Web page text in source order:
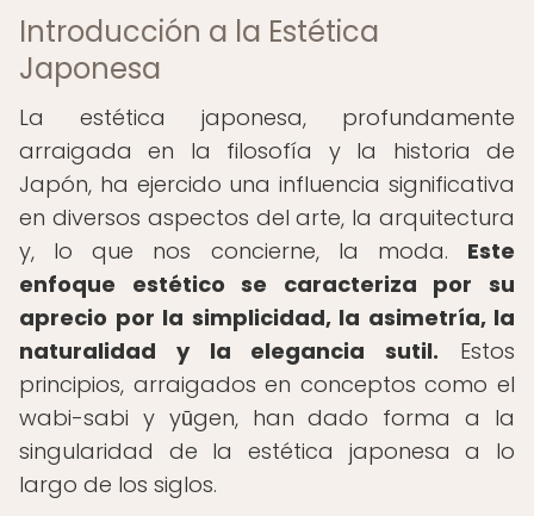
Introducción a la Estética
Japonesa
La estética japonesa, profundamente
arraigada en la filosofía y la historia de
Japón, ha ejercido una influencia significativa
en diversos aspectos del arte, la arquitectura
y, lo que nos concierne, la moda. Este
enfoque estético se caracteriza por su
aprecio por la simplicidad, la asimetría, la
naturalidad y la elegancia sutil. Estos
principios, arraigados en conceptos como el
wabi-sabi y yūgen, han dado forma a la
singularidad de la estética japonesa a lo
largo de los siglos.